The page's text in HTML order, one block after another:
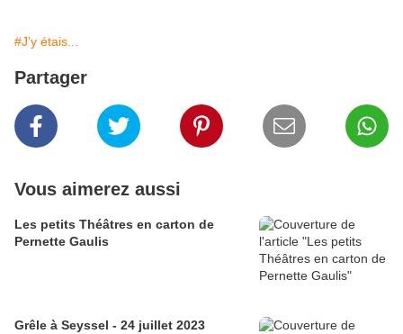
#J'y étais...
Partager
Vous aimerez aussi
Les petits Théâtres en carton de
Pernette Gaulis
Grêle à Seyssel - 24 juillet 2023